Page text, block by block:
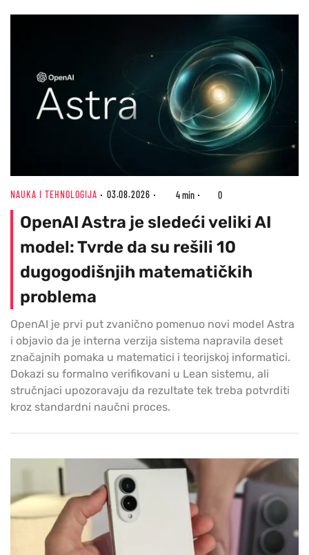
NAUKA I TEHNOLOGIJA 03.08.2026 4 min 0
OpenAI Astra je sledeći veliki AI
model: Tvrde da su rešili 10
dugogodišnjih matematičkih
problema
OpenAI je prvi put zvanično pomenuo novi model Astra
i objavio da je interna verzija sistema napravila deset
značajnih pomaka u matematici i teorijskoj informatici.
Dokazi su formalno verifikovani u Lean sistemu, ali
stručnjaci upozoravaju da rezultate tek treba potvrditi
kroz standardni naučni proces.